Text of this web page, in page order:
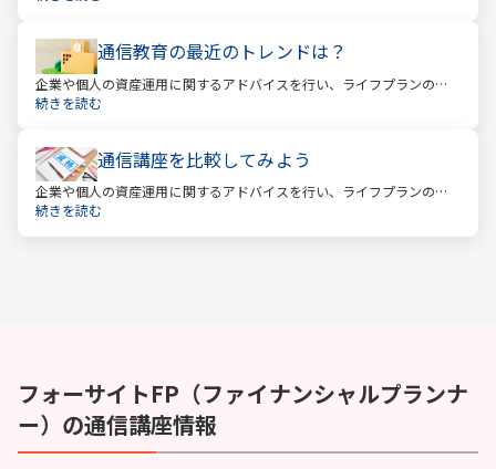
通信教育の最近のトレンドは？
企業や個人の資産運用に関するアドバイスを行い、ライフプランの設
計を提案するファイナンシャルプランナー。
続きを読む
通信講座を比較してみよう
企業や個人の資産運用に関するアドバイスを行い、ライフプランの設
計を提案するファイナンシャルプランナー。
続きを読む
フォーサイトFP（ファイナンシャルプランナ
ー） の通信講座情報